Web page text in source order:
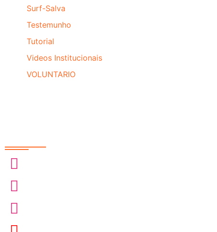
Surf-Salva
Testemunho
Tutorial
Videos Institucionais
VOLUNTARIO